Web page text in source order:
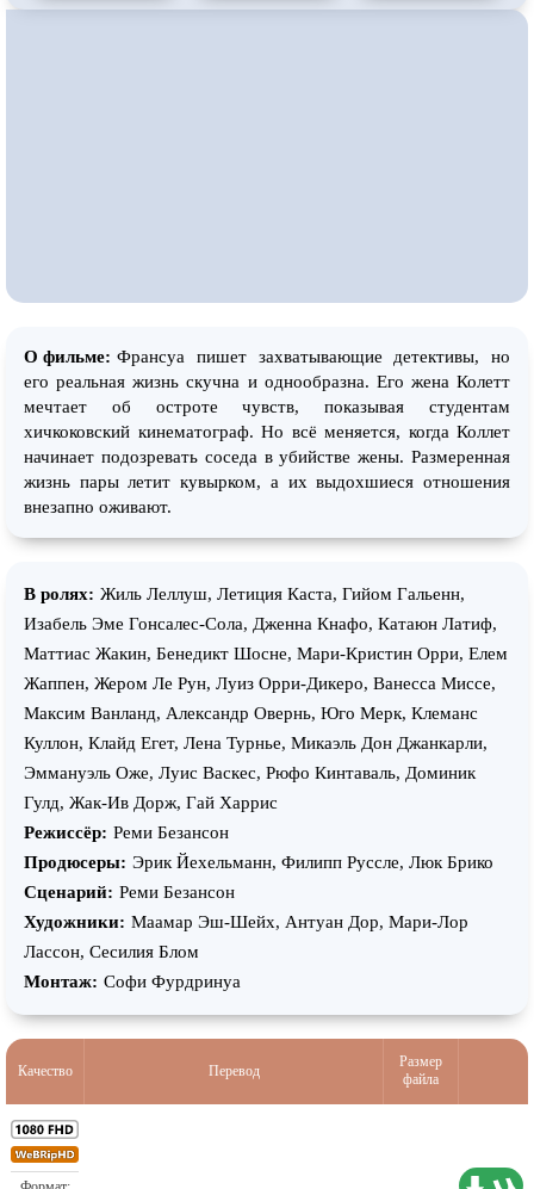
О фильме: Франсуа пишет захватывающие детективы, но
его реальная жизнь скучна и однообразна. Его жена Колетт
мечтает об остроте чувств, показывая студентам
хичкоковский кинематограф. Но всё меняется, когда Коллет
начинает подозревать соседа в убийстве жены. Размеренная
жизнь пары летит кувырком, а их выдохшиеся отношения
внезапно оживают.
В ролях: Жиль Леллуш, Летиция Каста, Гийом Гальенн,
Изабель Эме Гонсалес-Сола, Дженна Кнафо, Катаюн Латиф,
Маттиас Жакин, Бенедикт Шосне, Мари-Кристин Орри, Елем
Жаппен, Жером Ле Рун, Луиз Орри-Дикеро, Ванесса Миссе,
Максим Ванланд, Александр Овернь, Юго Мерк, Клеманс
Куллон, Клайд Егет, Лена Турнье, Микаэль Дон Джанкарли,
Эммануэль Оже, Луис Васкес, Рюфо Кинтаваль, Доминик
Гулд, Жак-Ив Дорж, Гай Харрис
Режиссёр: Реми Безансон
Продюсеры: Эрик Йехельманн, Филипп Руссле, Люк Брико
Сценарий: Реми Безансон
Художники: Маамар Эш-Шейх, Антуан Дор, Мари-Лор
Лассон, Сесилия Блом
Монтаж: Софи Фурдринуа
Качество Перевод
Размер
файла